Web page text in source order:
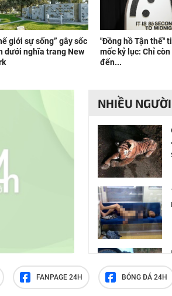
giới sự sống” gây sốc
dưới nghĩa trang New
"Đồng hồ Tận thế"
mốc kỷ lục: Chỉ
đến...
NHIỀU
FANPAGE 24H BÓNG ĐÁ 24H